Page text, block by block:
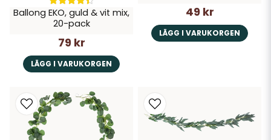
Ballong EKO, guld & vit mix,
20-pack
79 kr
LÄGG I VARUKORGEN
49 kr
LÄGG I VARUKORGEN